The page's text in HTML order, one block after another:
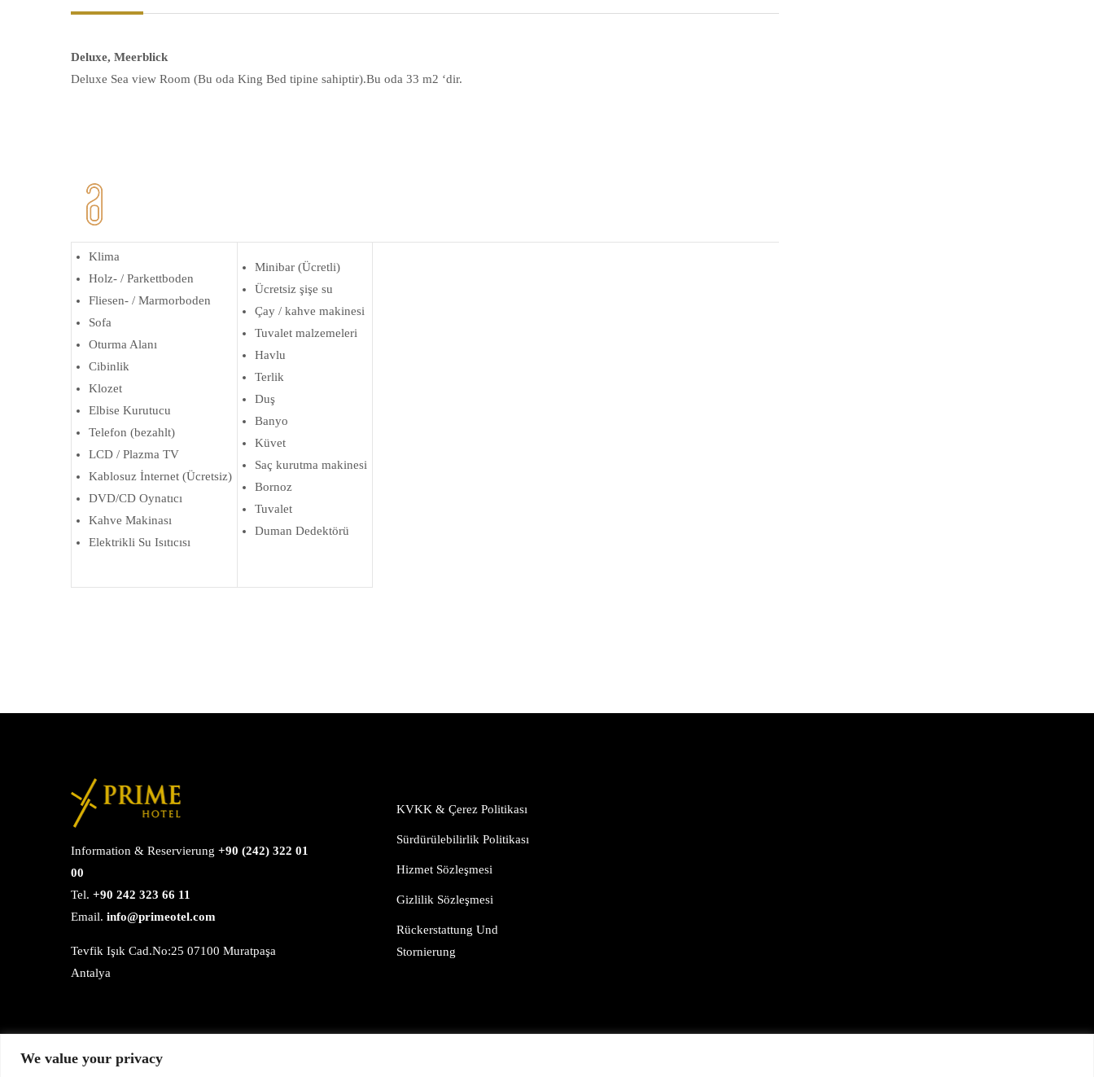
We value your privacy
Deluxe, Meerblick
Deluxe Sea view Room (Bu oda King Bed tipine sahiptir).Bu oda 33 m2 ‘dir.
Klima
Holz- / Parkettboden
Fliesen- / Marmorboden
Sofa
Oturma Alanı
Cibinlik
Klozet
Elbise Kurutucu
Telefon (bezahlt)
LCD / Plazma TV
Kablosuz İnternet (Ücretsiz)
DVD/CD Oynatıcı
Kahve Makinası
Elektrikli Su Isıtıcısı
Minibar (Ücretli)
Ücretsiz şişe su
Çay / kahve makinesi
Tuvalet malzemeleri
Havlu
Terlik
Duş
Banyo
Küvet
Saç kurutma makinesi
Bornoz
Tuvalet
Duman Dedektörü
Information & Reservierung +90 (242) 322 01
00
Tel. +90 242 323 66 11
Email. info@primeotel.com
Tevfik Işık Cad.No:25 07100 Muratpaşa
Antalya
KVKK & Çerez Politikası
Sürdürülebilirlik Politikası
Hizmet Sözleşmesi
Gizlilik Sözleşmesi
Rückerstattung Und
Stornierung